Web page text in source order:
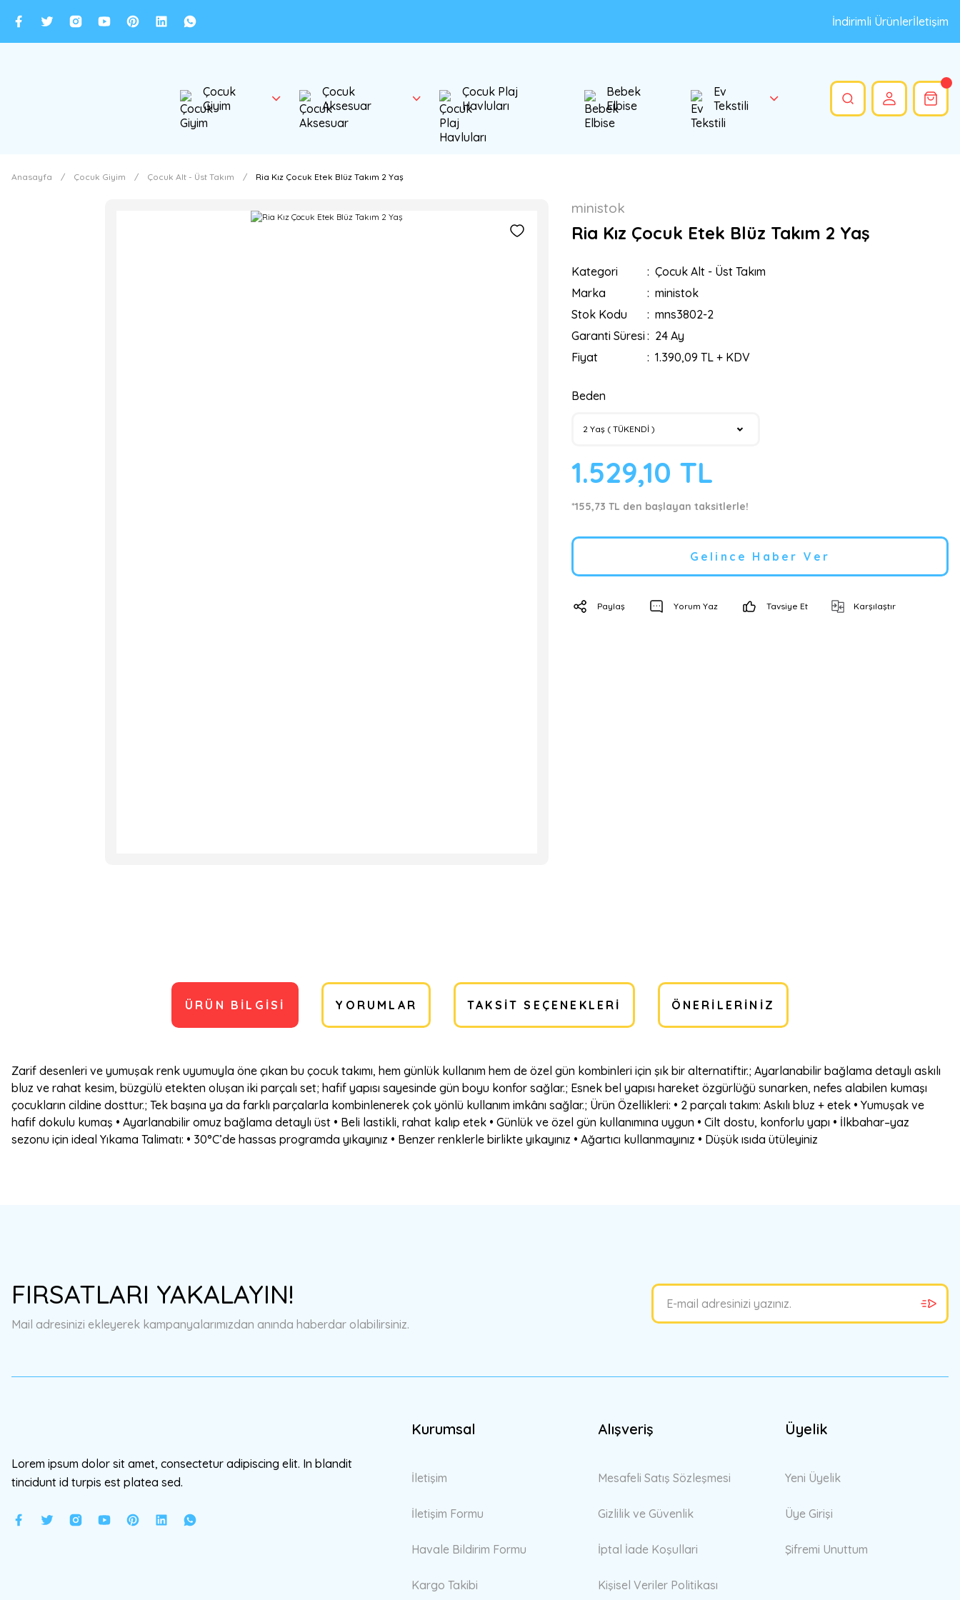
İndirimli Ürünlerİletişim
Çocuk
Giyim
Çocuk
Aksesuar
Çocuk Plaj
Havluları
Bebek
Elbise
Ev
Tekstili
Anasayfa Çocuk Giyim Çocuk Alt - Üst Takım Ria Kız Çocuk Etek Blüz Takım 2 Yaş
ministok
Ria Kız Çocuk Etek Blüz Takım 2 Yaş
Kategori
Çocuk Alt - Üst Takım
Marka
ministok
Stok Kodu
mns3802-2
Garanti Süresi
24 Ay
Fiyat
1.390,09 TL + KDV
Beden
1.529,10 TL
*155,73 TL den başlayan taksitlerle!
Gelince Haber Ver
Paylaş Yorum Yaz Tavsiye Et Karşılaştır
ÜRÜN BILGISI YORUMLAR TAKSIT SEÇENEKLERI ÖNERILERINIZ
Zarif desenleri ve yumuşak renk uyumuyla öne çıkan bu çocuk takımı, hem günlük kullanım hem de özel gün kombinleri için şık bir alternatiftir.; Ayarlanabilir bağlama detaylı askılı
bluz ve rahat kesim, büzgülü etekten oluşan iki parçalı set; hafif yapısı sayesinde gün boyu konfor sağlar.; Esnek bel yapısı hareket özgürlüğü sunarken, nefes alabilen kumaşı
çocukların cildine dosttur.; Tek başına ya da farklı parçalarla kombinlenerek çok yönlü kullanım imkânı sağlar.; Ürün Özellikleri: • 2 parçalı takım: Askılı bluz + etek • Yumuşak ve
hafif dokulu kumaş • Ayarlanabilir omuz bağlama detaylı üst • Beli lastikli, rahat kalıp etek • Günlük ve özel gün kullanımına uygun • Cilt dostu, konforlu yapı • İlkbahar–yaz
sezonu için ideal Yıkama Talimatı: • 30°C’de hassas programda yıkayınız • Benzer renklerle birlikte yıkayınız • Ağartıcı kullanmayınız • Düşük ısıda ütüleyiniz
Ürün açıklamasında eksik bilgiler bulunuyor.
Ürün fiyatı diğer sitelerden daha pahalı.
FIRSATLARI YAKALAYIN!
Mail adresinizi ekleyerek kampanyalarımızdan anında haberdar olabilirsiniz.
Lorem ipsum dolor sit amet, consectetur adipiscing elit. In blandit
tincidunt id turpis est platea sed.
Kurumsal
İletişim
İletişim Formu
Havale Bildirim Formu
Kargo Takibi
Alışveriş
Mesafeli Satış Sözleşmesi
Gizlilik ve Güvenlik
İptal İade Koşullari
Kişisel Veriler Politikası
Üyelik
Yeni Üyelik
Üye Girişi
Şifremi Unuttum